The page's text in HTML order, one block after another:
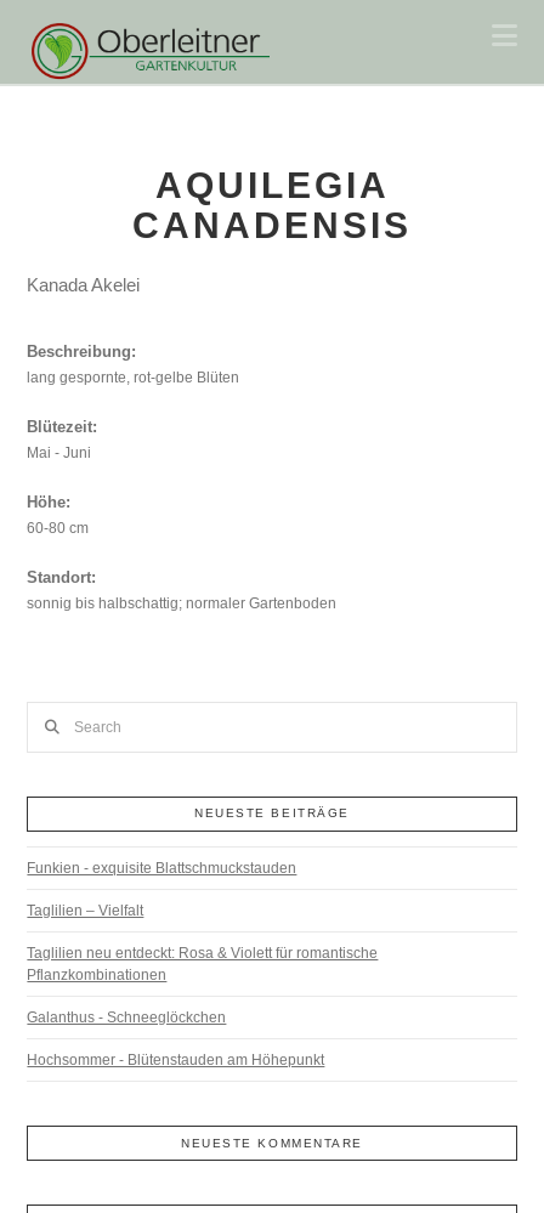
AQUILEGIA
CANADENSIS
Kanada Akelei
Beschreibung:
lang gespornte, rot-gelbe Blüten
Blütezeit:
Mai - Juni
Höhe:
60-80 cm
Standort:
sonnig bis halbschattig; normaler Gartenboden
NEUESTE BEITRÄGE
Funkien - exquisite Blattschmuckstauden
Taglilien – Vielfalt
Taglilien neu entdeckt: Rosa & Violett für romantische
Pflanzkombinationen
Galanthus - Schneeglöckchen
Hochsommer - Blütenstauden am Höhepunkt
NEUESTE KOMMENTARE